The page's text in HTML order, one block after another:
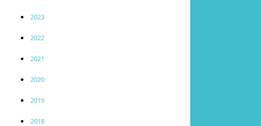
2023
2022
2021
2020
2019
2018